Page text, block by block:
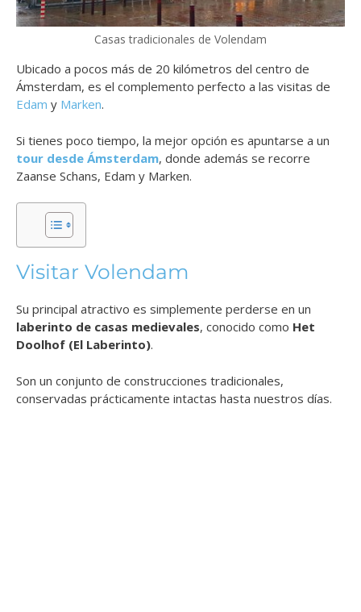
Casas tradicionales de Volendam
Ubicado a pocos más de 20 kilómetros del centro de
Ámsterdam, es el complemento perfecto a las visitas de
Edam y Marken.
Si tienes poco tiempo, la mejor opción es apuntarse a un
tour desde Ámsterdam, donde además se recorre
Zaanse Schans, Edam y Marken.
Visitar Volendam
Su principal atractivo es simplemente perderse en un
laberinto de casas medievales, conocido como Het
Doolhof (El Laberinto).
Son un conjunto de construcciones tradicionales,
conservadas prácticamente intactas hasta nuestros días.